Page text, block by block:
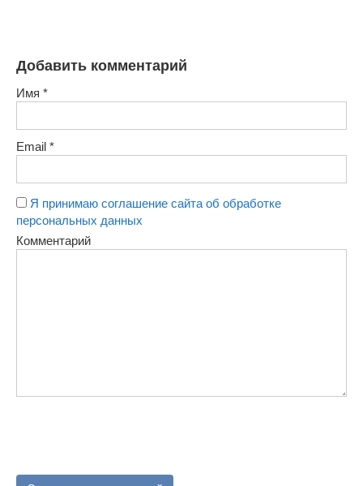
Добавить комментарий
Имя *
Email *
Я принимаю соглашение сайта об обработке
персональных данных
Комментарий